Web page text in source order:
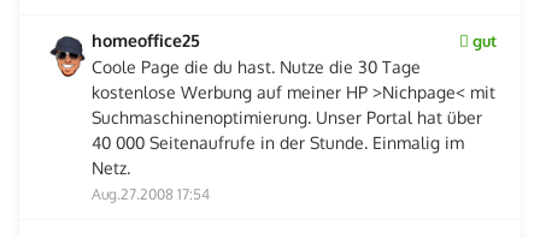
homeoffice25 gut
Coole Page die du hast. Nutze die 30 Tage
kostenlose Werbung auf meiner HP >Nichpage< mit
Suchmaschinenoptimierung. Unser Portal hat über
40 000 Seitenaufrufe in der Stunde. Einmalig im
Netz.
Aug.27.2008 17:54